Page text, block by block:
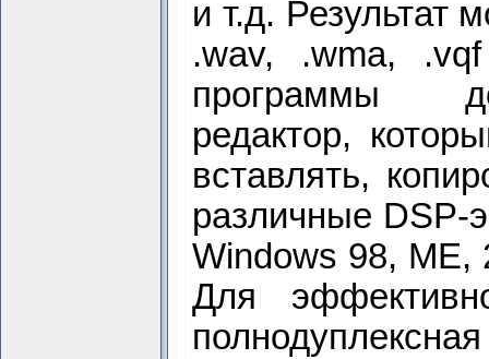
и т.д. Результат
.wav, .wma,
программы
редактор,
вставлять,
различные DSP-
Windows 98, ME,
Для